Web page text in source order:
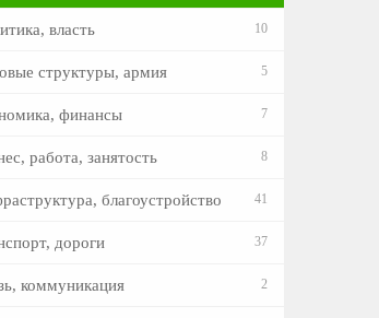
власть 10
структуры, армия 5
финансы 7
работа, занятость 8
благоустройство 41
дороги 37
коммуникация 2